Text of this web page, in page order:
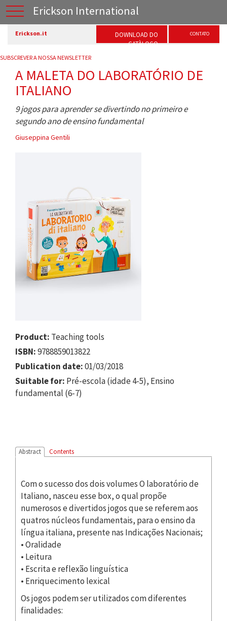
Erickson International
Erickson.it
DOWNLOAD DO
CATÀLOGO
CONTATO
SUBSCREVER A NOSSA NEWSLETTER
A MALETA DO LABORATÓRIO DE
ITALIANO
9 jogos para aprender se divertindo no primeiro e
segundo ano de ensino fundamental
Giuseppina Gentili
Product: Teaching tools
ISBN:9788859013822
Publication date:01/03/2018
Suitable for: Pré-escola (idade 4-5), Ensino
fundamental (6-7)
Abstract Contents
Com o sucesso dos dois volumes O laboratório de
Italiano, nasceu esse box, o qual propõe
numerosos e divertidos jogos que se referem aos
quatros núcleos fundamentais, para o ensino da
língua italiana, presente nas Indicações Nacionais;
• Oralidade
• Leitura
• Escrita e reflexão linguística
• Enriquecimento lexical
Os jogos podem ser utilizados com diferentes
finalidades: